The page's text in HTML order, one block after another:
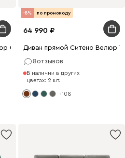
Синий
-8% по промокоду
64 990
Диван прямой Ситено Велюр
8отзывов
В наличии в других
цветах: 2 шт.
+108